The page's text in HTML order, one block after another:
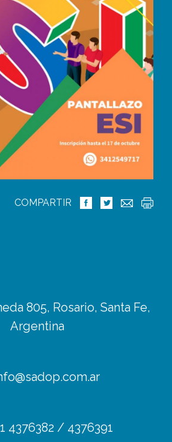
TV SADOP Podcats
COMPARTIR
805, Rosario, Santa Fe,
Argentina
4376382 / 4376391